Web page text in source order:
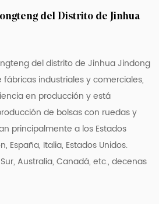
también es muy sencillo.
es fácil de limpiar y
un paño húmedo
o las manchas.
con cremallera para
de 20/24/28 pulgadas
Hongteng del
son más que solo
reflejo del estilo de vida
Con su combinación
y movilidad, estas
del Distrito de Jinhua
del distrito de Jinhua Jindong
industriales y comerciales,
en producción y está
de bolsas con ruedas y
principalmente a los Estados
España, Italia, Estados Unidos.
Australia, Canadá, etc., decenas